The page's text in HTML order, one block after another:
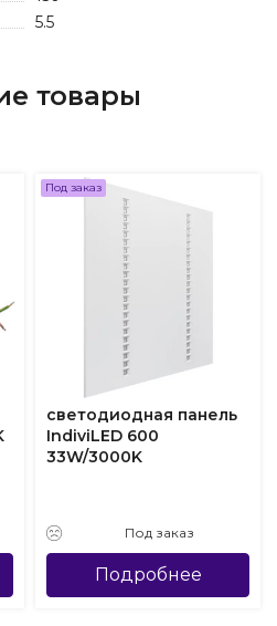
5.5
товары
Под заказ
светодиодная панель
IndiviLED 600
33W/3000K
Под заказ
Подробнее